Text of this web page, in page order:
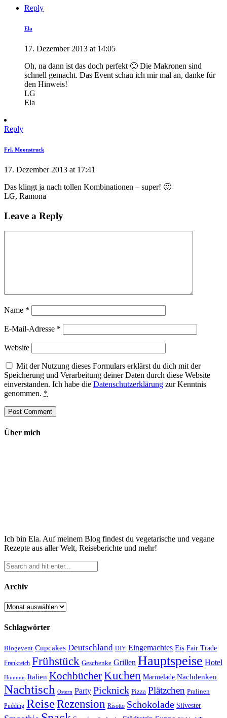
Reply
Ela
17. Dezember 2013 at 14:05
Oh, na dann ist das doch perfekt 🙂 Die Makronen sind
schnell gemacht. Das Event schau ich mir mal an, danke für
den Hinweis!
LG
Ela
Reply
Frl. Moonstruck
17. Dezember 2013 at 17:41
Das klingt ja nach tollen Kombinationen – super! 🙂
LG, Ramona
Leave a Reply
Name *
E-Mail-Adresse *
Website
Mit der Nutzung dieses Formulars erklärst du dich mit der
Speicherung und Verarbeitung deiner Daten durch diese Website
einverstanden. Ich habe die Datenschutzerklärung zur Kenntnis
genommen. *
Über mich
Ich bin Ela. Auf meinem Blog findest du vegetarische und vegane
Rezepte aus aller Welt, Reiseberichte und mehr!
Archiv
Archiv
Schlagwörter
Blogevent Cupcakes Deutschland DIY Eingemachtes Eis Fair Trade
Frankreich Frühstück Geschenke Grillen Hauptspeise Hotel
Hummus Italien KochbücherKuchen Marmelade Nachdenken
Nachtisch Ostern Party Picknick Pizza Plätzchen Pralinen
Pudding ReiseRezension Risotto Schokolade Silvester